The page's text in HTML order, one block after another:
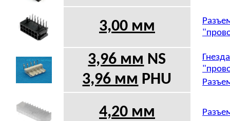
3,00 мм
3,96 мм NS
3,96 мм PHU
4,20 мм